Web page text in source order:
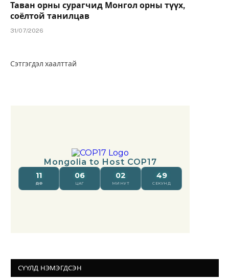
Таван орны сурагчид Монгол орны түүх,
соёлтой танилцав
31/07/2026
Сэтгэгдэл хаалттай
СҮҮЛД НЭМЭГДСЭН